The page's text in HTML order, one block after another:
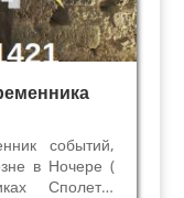
событий,
в Ночере (
Сполето.